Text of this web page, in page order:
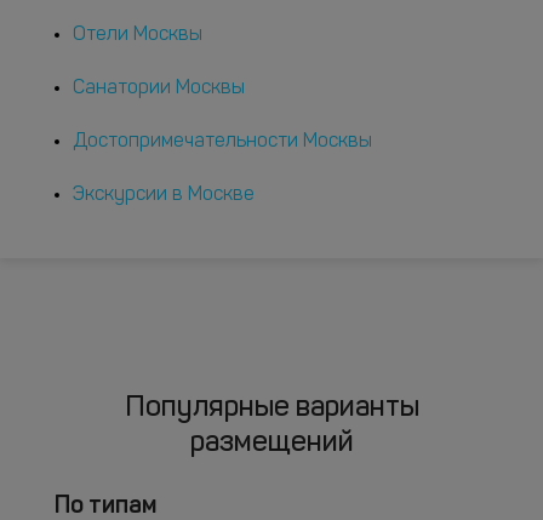
Отели Москвы
Санатории Москвы
Достопримечательности Москвы
Экскурсии в Москве
Популярные варианты
размещений
По типам